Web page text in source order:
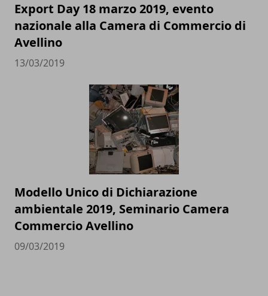
Export Day 18 marzo 2019, evento
nazionale alla Camera di Commercio di
Avellino
13/03/2019
Modello Unico di Dichiarazione
ambientale 2019, Seminario Camera
Commercio Avellino
09/03/2019